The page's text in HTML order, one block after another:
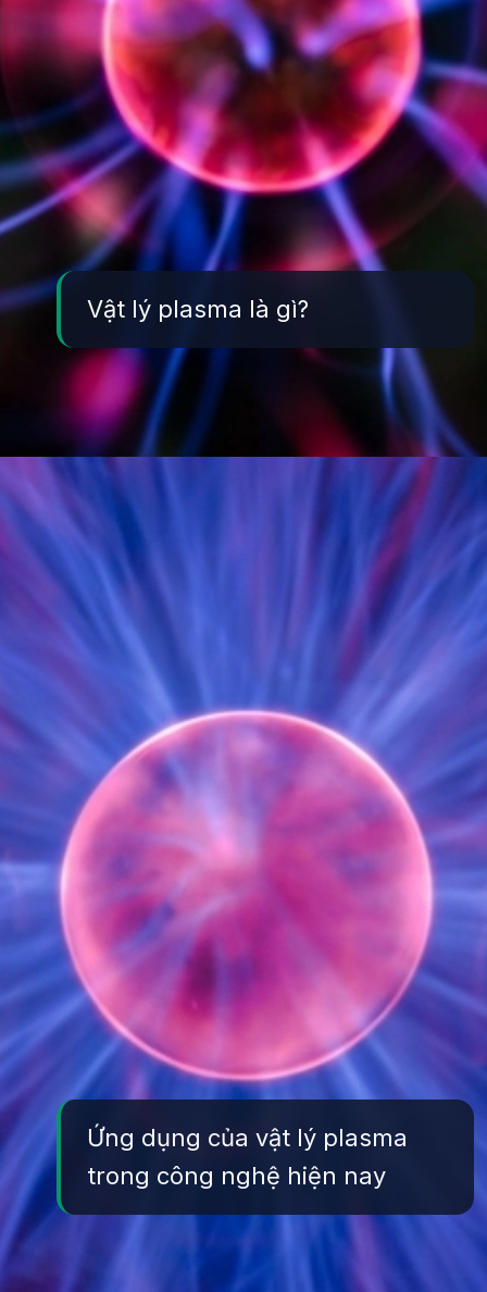
Vật lý plasma là gì?
Ứng dụng của vật lý plasma
trong công nghệ hiện nay